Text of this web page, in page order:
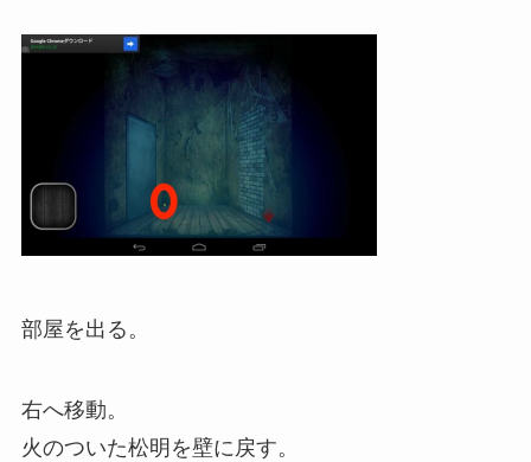
部屋を出る。
右へ移動。
火のついた松明を壁に戻す。